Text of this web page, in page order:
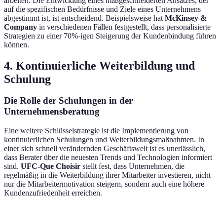
auf die spezifischen Bedürfnisse und Ziele eines Unternehmens
abgestimmt ist, ist entscheidend. Beispielsweise hat McKinsey &
Company in verschiedenen Fällen festgestellt, dass personalisierte
Strategien zu einer 70%-igen Steigerung der Kundenbindung führen
können.
4. Kontinuierliche Weiterbildung und
Schulung
Die Rolle der Schulungen in der
Unternehmensberatung
Eine weitere Schlüsselstrategie ist die Implementierung von
kontinuierlichen Schulungen und Weiterbildungsmaßnahmen. In
einer sich schnell verändernden Geschäftswelt ist es unerlässlich,
dass Berater über die neuesten Trends und Technologien informiert
sind. UFC-Que Choisir stellt fest, dass Unternehmen, die
regelmäßig in die Weiterbildung ihrer Mitarbeiter investieren, nicht
nur die Mitarbeitermotivation steigern, sondern auch eine höhere
Kundenzufriedenheit erreichen.